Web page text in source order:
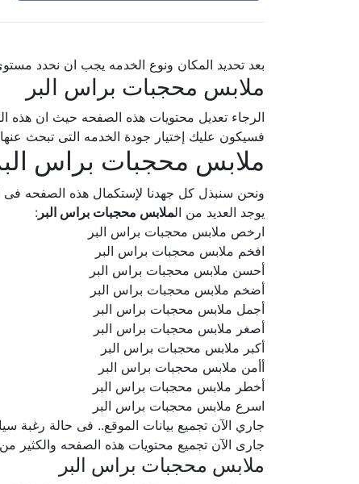
بعد تحديد المكان ونوع الخدمه يجب ان نحدد
ملابس محجبات براس البر
الرجاء تعديل محتويات هذه الصفحه حيث ان هذه
فسيكون عليك إختيار جودة الخدمه التى تبحث
ملابس محجبات براس
ونحن سنبذل كل جهدنا لإستكمال هذه الصفحه
يوجد العديد من الملابس محجبات براس البر :
ارخص ملابس محجبات براس البر
افخم ملابس محجبات براس البر
أحسن ملابس محجبات براس البر
أضخم ملابس محجبات براس البر
أجمل ملابس محجبات براس البر
أصغر ملابس محجبات براس البر
أكبر ملابس محجبات براس البر
أأمن ملابس محجبات براس البر
أخطر ملابس محجبات براس البر
اسرع ملابس محجبات براس البر
جاري الآن تجميع بيانات الموقع.. فى حالة رغبة سيادتكم
جارى الآن تجميع محتويات هذه الصفحه والكثير
ملابس محجبات براس البر